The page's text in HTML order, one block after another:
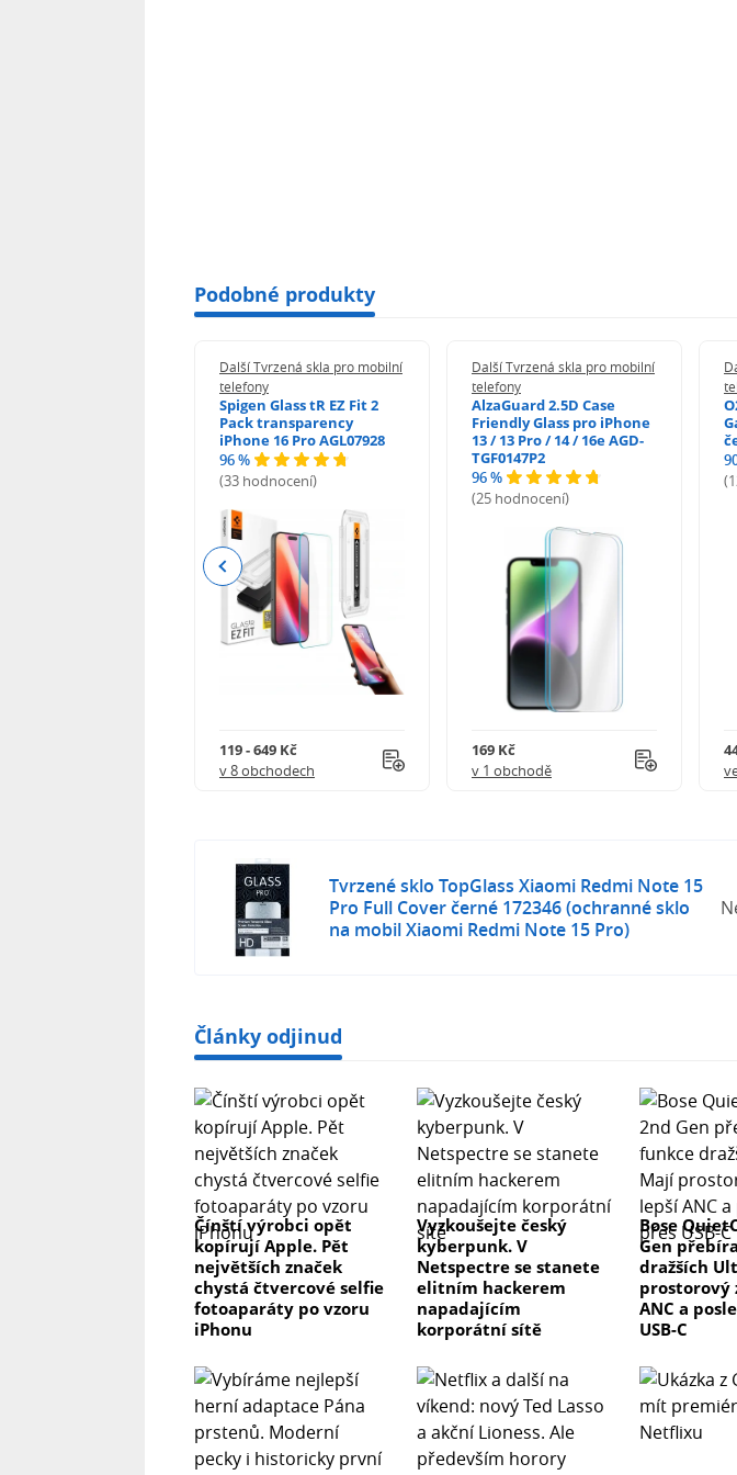
Podobné produkty
Další Tvrzená skla pro mobilní
telefony
Spigen Glass tR EZ Fit 2
Pack transparency
iPhone 16 Pro AGL07928
96 %
(33 hodnocení)
119 - 649 Kč
v 8 obchodech
Další Tvrzená skla pro mobilní
telefony
AlzaGuard 2.5D Case
Friendly Glass pro iPhone
13 / 13 Pro / 14 / 16e AGD-
TGF0147P2
96 %
(25 hodnocení)
169 Kč
v 1 obchodě
Previous
Tvrzené sklo TopGlass Xiaomi Redmi Note 15
Pro Full Cover černé 172346 (ochranné sklo
na mobil Xiaomi Redmi Note 15 Pro)
Články odjinud
Čínští výrobci opět
kopírují Apple. Pět
největších značek
chystá čtvercové selfie
fotoaparáty po vzoru
iPhonu
Vyzkoušejte český
kyberpunk. V
Netspectre se stanete
elitním hackerem
napadajícím
korporátní sítě
Bose
Gen
dražších
prostorový
ANC a
USB-C